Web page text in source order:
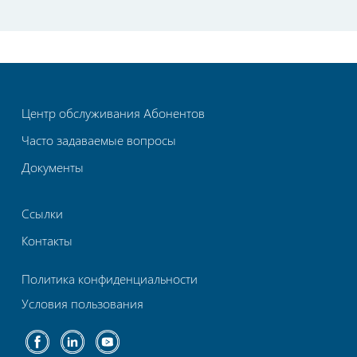
Центр обслуживания Абонентов
Часто задаваемые вопросы
Документы
Ссылки
Контакты
Политика конфиденциальности
Условия пользования